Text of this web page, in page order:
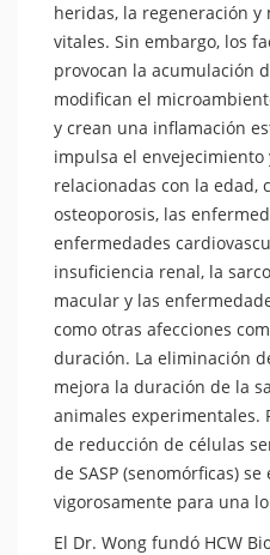
heridas, la regeneración
vitales. Sin embargo, los
provocan la acumulación
modifican el
y crean una inflamación
impulsa el envejecimiento
relacionadas con la edad,
osteoporosis, las
enfermedades
insuficiencia renal, la
macular y las
como otras afecciones
duración. La eliminación
mejora la duración de la
animales experimentales.
de reducción de células
de SASP (senomórficas)
vigorosamente para una
El Dr. Wong fundó HCW